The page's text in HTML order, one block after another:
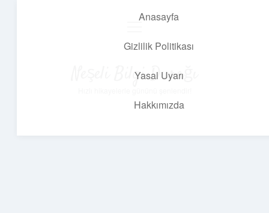
Anasayfa
Gizlilik Politikası
Yasal Uyarı
Hakkımızda
Neşeli Bilgi Durağı